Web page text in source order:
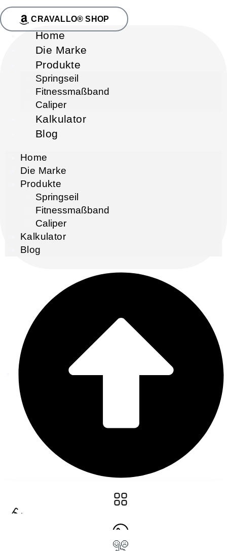
CRAVALLO® SHOP
Home
Die Marke
Produkte
Springseil
Fitnessmaßband
Caliper
Kalkulator
Blog
Home
Die Marke
Produkte
Springseil
Fitnessmaßband
Caliper
Kalkulator
Blog